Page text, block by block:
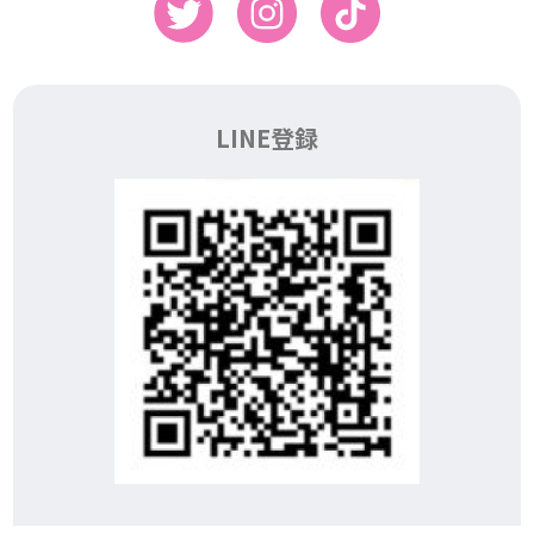
LINE登録